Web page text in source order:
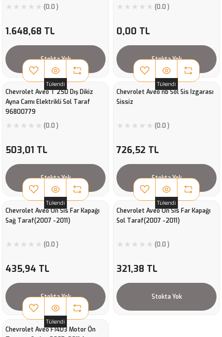
(0.0 )
1.648,68 TL
Stokta Yok
(0.0 )
0,00 TL
Stokta Yok
Tükendi
Chevrolet Aveo T 250 Dış Dikiz
Ayna Camı Elektrikli Sol Taraf
96800779
(0.0 )
503,01 TL
Stokta Yok
Tükendi
Chevrolet Aveo nb Sol Sis Izgarası
Sissiz
(0.0 )
726,52 TL
Stokta Yok
Tükendi
Chevrolet Aveo Ön Sis Far Kapağı
Sağ Taraf(2007 -2011)
(0.0 )
435,94 TL
Stokta Yok
Tükendi
Chevrolet Aveo Ön Sis Far Kapağı
Sol Taraf(2007 -2011)
(0.0 )
321,38 TL
Stokta Yok
Tükendi
Chevrolet Aveo F14D3 Motor Ön